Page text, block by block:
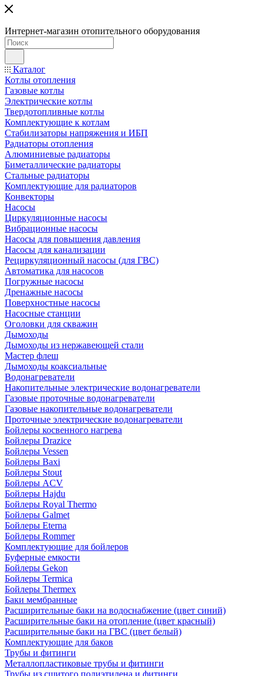
Интернет-магазин отопительного оборудования
Каталог
Котлы отопления
Газовые котлы
Электрические котлы
Твердотопливные котлы
Комплектующие к котлам
Стабилизаторы напряжения и ИБП
Радиаторы отопления
Алюминиевые радиаторы
Биметаллические радиаторы
Стальные радиаторы
Комплектующие для радиаторов
Конвекторы
Насосы
Циркуляционные насосы
Вибрационные насосы
Насосы для повышения давления
Насосы для канализации
Рециркуляционный насосы (для ГВС)
Автоматика для насосов
Погружные насосы
Дренажные насосы
Поверхностные насосы
Насосные станции
Оголовки для скважин
Дымоходы
Дымоходы из нержавеющей стали
Мастер флеш
Дымоходы коаксиальные
Водонагреватели
Накопительные электрические водонагреватели
Газовые проточные водонагреватели
Газовые накопительные водонагреватели
Проточные электрические водонагреватели
Бойлеры косвенного нагрева
Бойлеры Drazice
Бойлеры Vessen
Бойлеры Baxi
Бойлеры Stout
Бойлеры ACV
Бойлеры Hajdu
Бойлеры Royal Thermo
Бойлеры Galmet
Бойлеры Eterna
Бойлеры Rommer
Комплектующие для бойлеров
Буферные емкости
Бойлеры Gekon
Бойлеры Termica
Бойлеры Thermex
Баки мембранные
Расширительные баки на водоснабжение (цвет синий)
Расширительные баки на отопление (цвет красный)
Расширительные баки на ГВС (цвет белый)
Комплектующие для баков
Трубы и фитинги
Металлопластиковые трубы и фитинги
Трубы из сшитого полиэтилена и фитинги